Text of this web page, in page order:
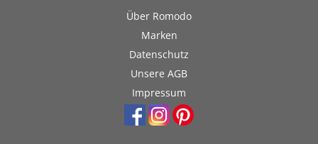
Über Romodo
Marken
Datenschutz
Unsere AGB
Impressum